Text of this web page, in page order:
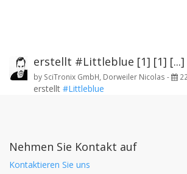
erstellt #Littleblue [1] [1] [...]
by SciTronix GmbH, Dorweiler Nicolas -
erstellt #Littleblue
Nehmen Sie Kontakt auf
Kontaktieren Sie uns